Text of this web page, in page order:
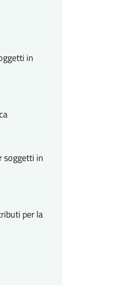
in
soggetti in
per la